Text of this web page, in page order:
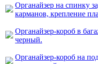
Органайзер на спинку
карманов, крепление
Органайзер-короб в
черный.
Органайзер-короб на